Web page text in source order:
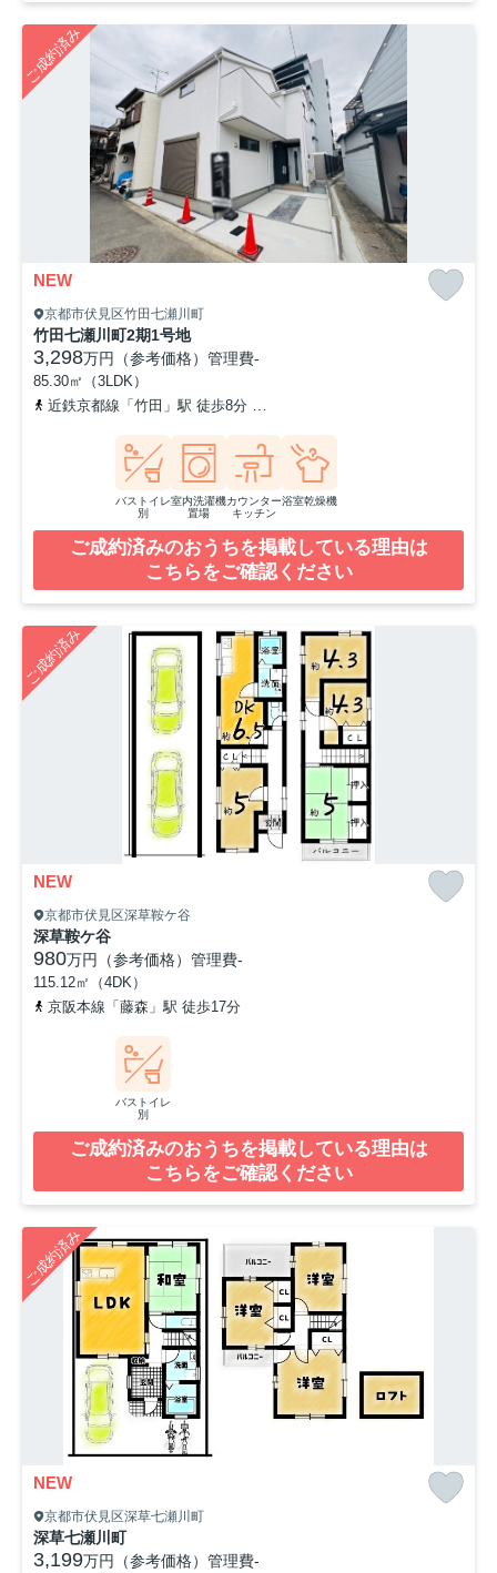
ご成約済み
NEW
京都市伏見区竹田七瀬川町
竹田七瀬川町2期1号地
3,298万円（参考価格） 管理費-
85.30㎡（3LDK）
近鉄京都線「竹田」駅 徒歩8分
バストイレ
別
室内洗濯機
置場
カウンター
キッチン
浴室乾燥機
ご成約済みのおうちを掲載している理由は
こちらをご確認ください
ご成約済み
NEW
京都市伏見区深草鞍ケ谷
深草鞍ケ谷
980万円（参考価格） 管理費-
115.12㎡（4DK）
京阪本線「藤森」駅 徒歩17分
バストイレ
別
ご成約済みのおうちを掲載している理由は
こちらをご確認ください
ご成約済み
NEW
京都市伏見区深草七瀬川町
深草七瀬川町
3,199万円（参考価格） 管理費-